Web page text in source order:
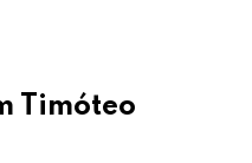
Timóteo